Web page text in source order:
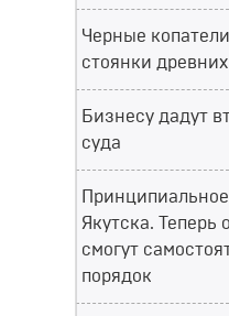
Черные
стоянки
Бизнесу дадут
суда
Якутска. Теперь
смогут
порядок